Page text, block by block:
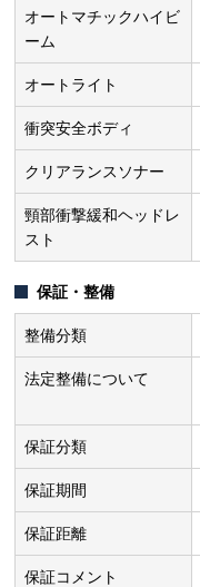
オートマチックハイビ
ーム
オートライト
衝突安全ボディ
クリアランスソナー
頸部衝撃緩和ヘッドレ
スト
保証・整備
整備分類
法定整備について
保証分類
保証期間
保証距離
保証コメント